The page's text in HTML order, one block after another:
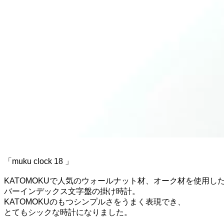
「muku clock 18 」
KATOMOKUで人気のウォールナット材、オーク材を使用し
バーインデックス文字盤の掛け時計。
KATOMOKUのもつシンプルさをうまく表現でき、
とてもシックな時計になりました。